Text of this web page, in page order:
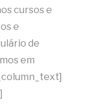
cursos e
e
de
em